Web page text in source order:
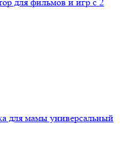
для мамы универсальный